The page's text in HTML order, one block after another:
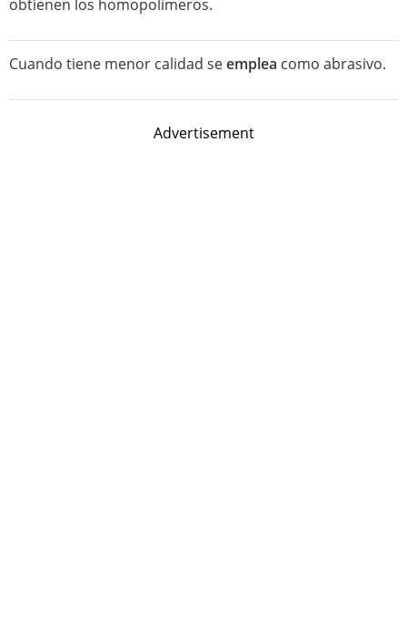
obtienen los homopolímeros.
Cuando tiene menor calidad seemplea como abrasivo.
Advertisement